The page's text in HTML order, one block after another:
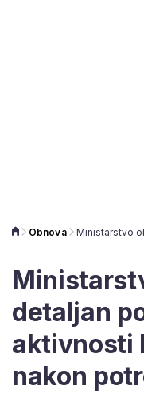
Obnova
detaljan
aktivnosti
nakon